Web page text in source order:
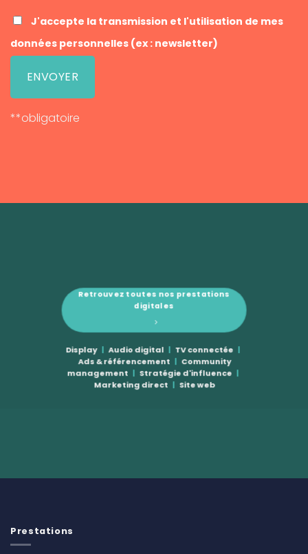
J'accepte la transmission et l'utilisation de mes
données personnelles (ex : newsletter)
**obligatoire
Retrouvez toutes nos prestations
digitales
Display | Audio digital | TV connectée |
Ads & référencement | Community
management | Stratégie d'influence |
Marketing direct | Site web
Prestations